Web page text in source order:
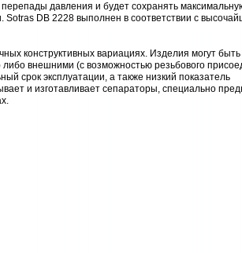
давления и будет сохранять
DB 2228 выполнен в соответствии с
конструктивных вариациях. Изделия могут
внешними (с возможностью резьбового
срок эксплуатации, а также низкий показатель
и изготавливает сепараторы, специально